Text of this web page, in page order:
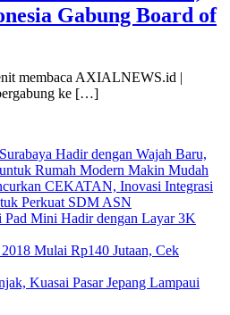
Gabung Board of
membaca AXIALNEWS.id |
ke […]
Hadir dengan Wajah Baru,
Rumah Modern Makin Mudah
CEKATAN, Inovasi Integrasi
Perkuat SDM ASN
Mini Hadir dengan Layar 3K
Mulai Rp140 Jutaan, Cek
Kuasai Pasar Jepang Lampaui